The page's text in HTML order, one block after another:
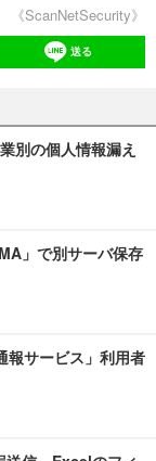
《ScanNetSecurity》
送る
別の個人情報漏え
」で別サーバ保存
報サービス」利用者